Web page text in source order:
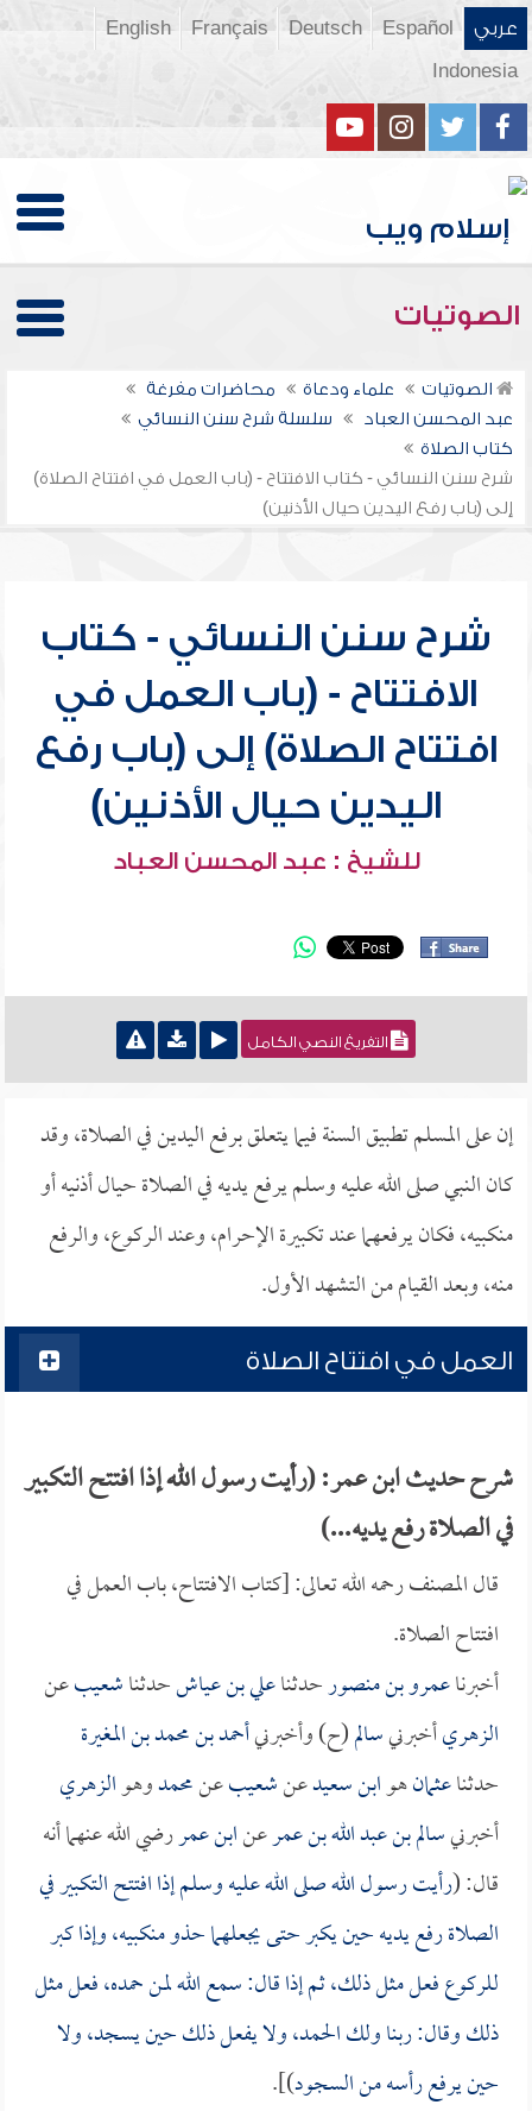
عربي Español
Deutsch
Français
English
Indonesia
الصوتيات
الصوتيات علماء ودعاة
محاضرات مفرغة
عبد المحسن العباد
سلسلة شرح سنن النسائي
كتاب الصلاة
شرح سنن النسائي - كتاب الافتتاح - (باب العمل في افتتاح الصلاة)
إلى (باب رفع اليدين حيال الأذنين)
شرح سنن النسائي - كتاب
الافتتاح - (باب العمل في
افتتاح الصلاة) إلى (باب رفع
اليدين حيال الأذنين)
للشيخ : عبد المحسن العباد
التفريغ النصي الكامل
إن على المسلم تطبيق السنة فيما يتعلق برفع اليدين في الصلاة، وقد
كان النبي صلى الله عليه وسلم يرفع يديه في الصلاة حيال أذنيه أو
منكبيه، فكان يرفعهما عند تكبيرة الإحرام، وعند الركوع، والرفع
منه، وبعد القيام من التشهد الأول.
العمل في افتتاح الصلاة
شرح حديث ابن عمر: (رأيت رسول الله إذا افتتح التكبير
في الصلاة رفع يديه...)
قال المصنف رحمه الله تعالى: [كتاب الافتتاح، باب العمل في
افتتاح الصلاة.
أخبرناعمرو بن منصورحدثناعلي بن عياشحدثناشعيبعن
الزهريأخبرنيسالم(ح) وأخبرنيأحمد بن محمد بن المغيرة
حدثناعثمانهوابن سعيدعنشعيبعنمحمدوهوالزهري
أخبرنيسالم بن عبد الله بن عمرعنابن عمررضي الله عنهما أنه
قال: (رأيت رسول الله صلى الله عليه وسلم إذا افتتح التكبير في
الصلاة رفع يديه حين يكبر حتى يجعلهما حذو منكبيه، وإذا كبر
للركوع فعل مثل ذلك، ثم إذا قال: سمع الله لمن حمده، فعل مثل
ذلك وقال: ربنا ولك الحمد، ولا يفعل ذلك حين يسجد، ولا
حين يرفع رأسه من السجود)].